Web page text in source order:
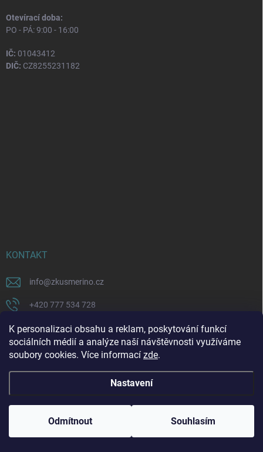
K personalizaci obsahu a reklam, poskytování funkcí
sociálních médií a analýze naší návštěvnosti využíváme
soubory cookies. Více informací zde.
Nastavení
Odmítnout Souhlasím
Otevírací doba:
PO - PÁ: 9:00 - 16:00
IČ: 01043412
DIČ: CZ8255231182
KONTAKT
info@zkusmerino.cz
+420 777 534 728
https://www.facebook.com/zkusmerino/
zkusmerino.cz
Vytvořil Shoptet
Copyright 2026ZKUSMERINO. Všechna práva vyhrazena.Upravit nastavení